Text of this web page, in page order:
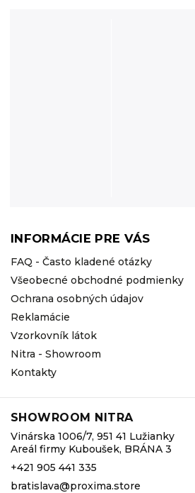
INFORMÁCIE PRE VÁS
FAQ - Často kladené otázky
Všeobecné obchodné podmienky
Ochrana osobných údajov
Reklamácie
Vzorkovník látok
Nitra - Showroom
Kontakty
SHOWROOM NITRA
Vinárska 1006/7, 951 41 Lužianky
Areál firmy Kuboušek, BRÁNA 3
+421 905 441 335
bratislava@proxima.store